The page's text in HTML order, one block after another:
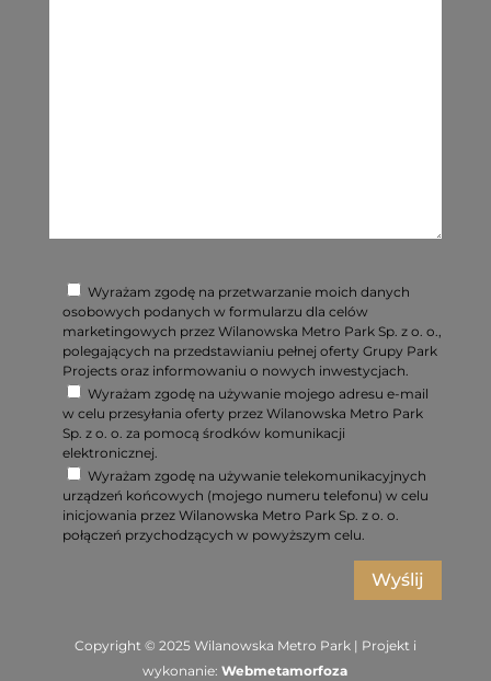
Wyrażam zgodę na przetwarzanie moich danych
osobowych podanych w formularzu dla celów
marketingowych przez Wilanowska Metro Park Sp. z o. o.,
polegających na przedstawianiu pełnej oferty Grupy Park
Projects oraz informowaniu o nowych inwestycjach.
Wyrażam zgodę na używanie mojego adresu e-mail
w celu przesyłania oferty przez Wilanowska Metro Park
Sp. z o. o. za pomocą środków komunikacji
elektronicznej.
Wyrażam zgodę na używanie telekomunikacyjnych
urządzeń końcowych (mojego numeru telefonu) w celu
inicjowania przez Wilanowska Metro Park Sp. z o. o.
połączeń przychodzących w powyższym celu.
Wyślij
Copyright © 2025 Wilanowska Metro Park | Projekt i
wykonanie:Webmetamorfoza